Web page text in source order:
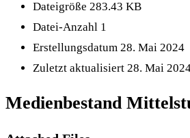
Dateigröße 283.43 KB
Datei-Anzahl 1
Erstellungsdatum 28. Mai 2024
Zuletzt aktualisiert 28. Mai
Medienbestand